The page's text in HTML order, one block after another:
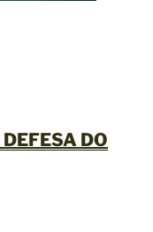
DEFESA DO